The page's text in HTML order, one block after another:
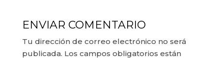
ENVIAR COMENTARIO
Tu dirección de correo electrónico no será
publicada. Los campos obligatorios están